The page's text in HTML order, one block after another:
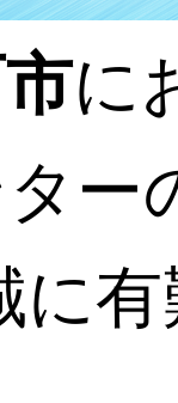
に
ー
に